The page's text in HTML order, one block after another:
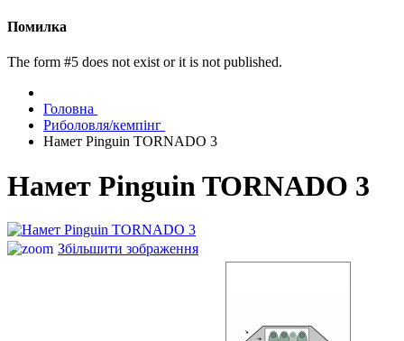
Помилка
The form #5 does not exist or it is not published.
Головна
Риболовля/кемпінг
Намет Pinguin TORNADO 3
Намет Pinguin TORNADO 3
Збільшити зображення